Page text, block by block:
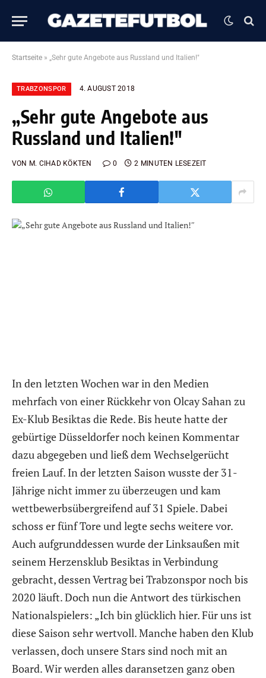
Startseite » „Sehr gute Angebote aus Russland und Italien!″
TRABZONSPOR 4. AUGUST 2018
„Sehr gute Angebote aus
Russland und Italien!″
VON M. CIHAD KÖKTEN 0 2 MINUTEN LESEZEIT
In den letzten Wochen war in den Medien
mehrfach von einer Rückkehr von Olcay Sahan zu
Ex-Klub Besiktas die Rede. Bis heute hatte der
gebürtige Düsseldorfer noch keinen Kommentar
dazu abgegeben und ließ dem Wechselgerücht
freien Lauf. In der letzten Saison wusste der 31-
Jährige nicht immer zu überzeugen und kam
wettbewerbsübergreifend auf 31 Spiele. Dabei
schoss er fünf Tore und legte sechs weitere vor.
Auch aufgrunddessen wurde der Linksaußen mit
seinem Herzensklub Besiktas in Verbindung
gebracht, dessen Vertrag bei Trabzonspor noch bis
2020 läuft. Doch nun die Antwort des türkischen
Nationalspielers: „Ich bin glücklich hier. Für uns ist
diese Saison sehr wertvoll. Manche haben den Klub
verlassen, doch unsere Stars sind noch mit an
Board. Wir werden alles daransetzen ganz oben